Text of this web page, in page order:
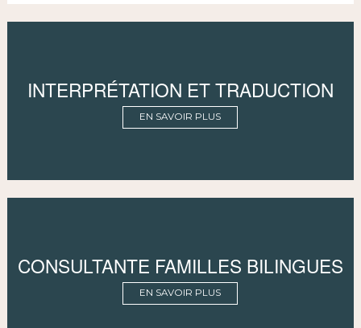
INTERPRÉTATION ET TRADUCTION
EN SAVOIR PLUS
CONSULTANTE FAMILLES BILINGUES
EN SAVOIR PLUS